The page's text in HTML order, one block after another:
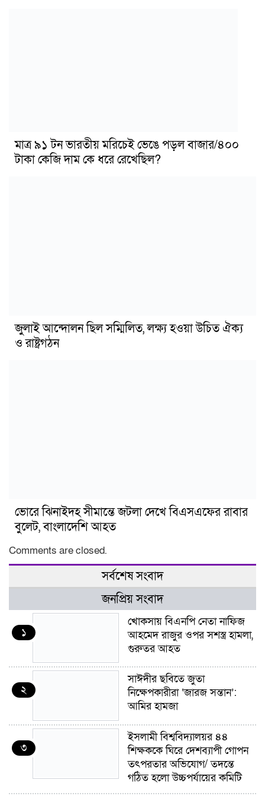
মাত্র ৯১ টন ভারতীয় মরিচেই ভেঙে পড়ল বাজার/৪০০
টাকা কেজি দাম কে ধরে রেখেছিল?
জুলাই আন্দোলন ছিল সম্মিলিত, লক্ষ্য হওয়া উচিত ঐক্য
ও রাষ্ট্রগঠন
ভোরে ঝিনাইদহ সীমান্তে জটলা দেখে বিএসএফের রাবার
বুলেট, বাংলাদেশি আহত
Comments are closed.
সর্বশেষ সংবাদ
জনপ্রিয় সংবাদ
১
খোকসায় বিএনপি নেতা নাফিজ
আহমেদ রাজুর ওপর সশস্ত্র হামলা,
গুরুতর আহত
২
সাঈদীর ছবিতে জুতা
নিক্ষেপকারীরা ‘জারজ সন্তান’:
আমির হামজা
৩
ইসলামী বিশ্ববিদ্যালয়র ৪৪
শিক্ষককে ঘিরে দেশব্যাপী গোপন
তৎপরতার অভিযোগ/ তদন্তে
গঠিত হলো উচ্চপর্যায়ের কমিটি